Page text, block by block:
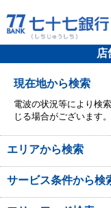
店
現在地から検索
電波の状況等により検
じる場合がございます。
エリアから検索
サービス条件から検